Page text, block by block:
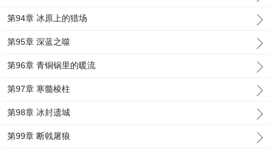
第94章 冰原上的猎场
第95章 深蓝之噬
第96章 青铜锅里的暖流
第97章 寒髓棱柱
第98章 冰封遗城
第99章 断戟屠狼